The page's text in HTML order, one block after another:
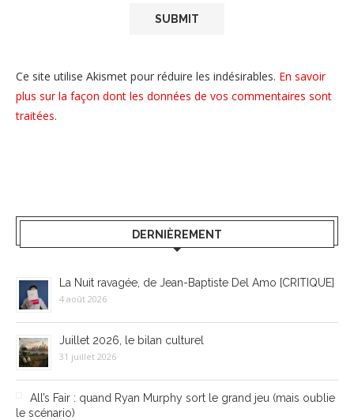
Ce site utilise Akismet pour réduire les indésirables. En savoir
plus sur la façon dont les données de vos commentaires sont
traitées.
DERNIÈREMENT
La Nuit ravagée, de Jean-Baptiste Del Amo [CRITIQUE]
4 août 2026
Juillet 2026, le bilan culturel
31 juillet 2026
All’s Fair : quand Ryan Murphy sort le grand jeu (mais oublie
le scénario)